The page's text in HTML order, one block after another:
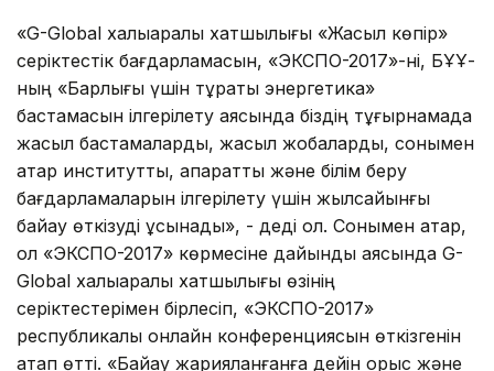
«G-Global халықаралық хатшылығы «Жасыл көпір»
серіктестік бағдарламасын, «ЭКСПО-2017»-ні, БҰҰ-
ның «Барлығы үшін тұрақты энергетика»
бастамасын ілгерілету аясында біздің тұғырнамада
жасыл бастамаларды, жасыл жобаларды, сонымен
қатар институттық, ақпараттық және білім беру
бағдарламаларын ілгерілету үшін жылсайынғы
байқау өткізуді ұсынады», - деді ол. Сонымен қатар,
ол «ЭКСПО-2017» көрмесіне дайындық аясында G-
Global халықаралық хатшылығы өзінің
серіктестерімен бірлесіп, «ЭКСПО-2017»
республикалық онлайн конференциясын өткізгенін
атап өтті. «Байқау жарияланғанға дейін орыс және